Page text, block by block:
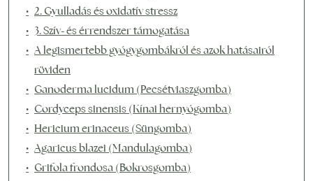
2. Gyulladás és oxidatív stressz
3. Szív- és érrendszer támogatása
A legismertebb gyógygombákról és azok hatásairól
röviden
Ganoderma lucidum (Pecsétviaszgomba)
Cordyceps sinensis (Kínai hernyógomba)
Hericium erinaceus (Süngomba)
Agaricus blazei (Mandulagomba)
Grifola frondosa (Bokrosgomba)